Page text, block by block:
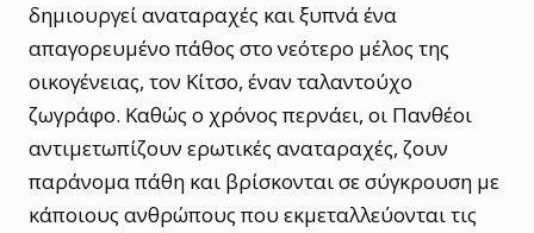
δημιουργεί αναταραχές και ξυπνά ένα
απαγορευμένο πάθος στο νεότερο μέλος της
οικογένειας, τον Κίτσο, έναν ταλαντούχο
ζωγράφο. Καθώς ο χρόνος περνάει, οι Πανθέοι
αντιμετωπίζουν ερωτικές αναταραχές, ζουν
παράνομα πάθη και βρίσκονται σε σύγκρουση με
κάποιους ανθρώπους που εκμεταλλεύονται τις